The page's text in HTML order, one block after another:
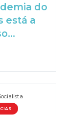
do
está a